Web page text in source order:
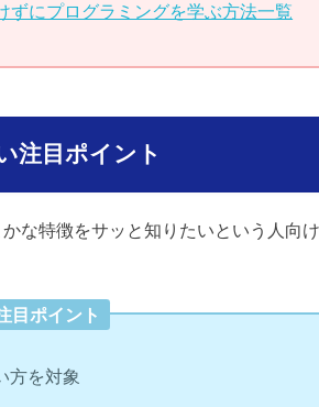
ずにプログラミングを学ぶ方法一覧
注目ポイント
な特徴をサッと知りたいという人向
目ポイント
方を対象